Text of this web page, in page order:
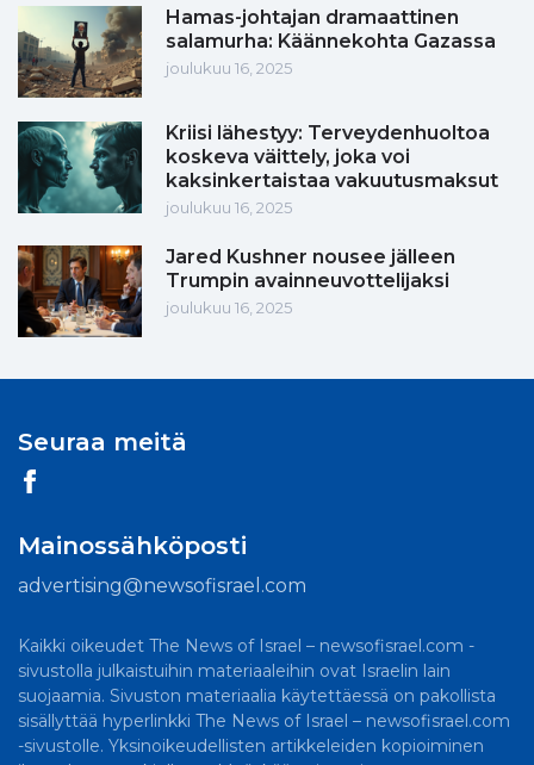
Hamas-johtajan dramaattinen
salamurha: Käännekohta Gazassa
joulukuu 16, 2025
Kriisi lähestyy: Terveydenhuoltoa
koskeva väittely, joka voi
kaksinkertaistaa vakuutusmaksut
joulukuu 16, 2025
Jared Kushner nousee jälleen
Trumpin avainneuvottelijaksi
joulukuu 16, 2025
Seuraa meitä
Mainossähköposti
advertising@newsofisrael.com
Kaikki oikeudet The News of Israel – newsofisrael.com -
sivustolla julkaistuihin materiaaleihin ovat Israelin lain
suojaamia. Sivuston materiaalia käytettäessä on pakollista
sisällyttää hyperlinkki The News of Israel – newsofisrael.com
-sivustolle. Yksinoikeudellisten artikkeleiden kopioiminen